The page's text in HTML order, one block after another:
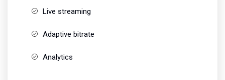
Live streaming
Adaptive bitrate
Analytics